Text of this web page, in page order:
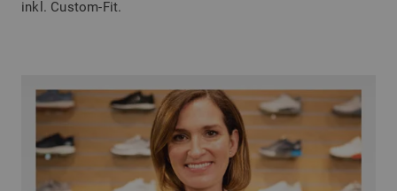
inkl. Custom-Fit.